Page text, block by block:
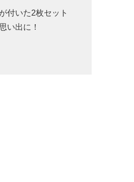
付いた2枚セット
い出に！